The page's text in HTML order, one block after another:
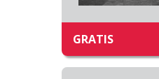
GRATIS